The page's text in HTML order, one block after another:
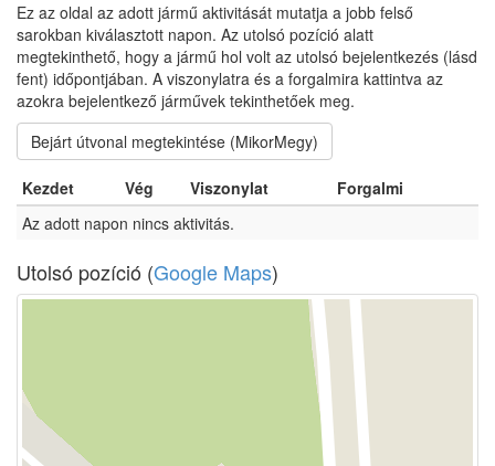
Ez az oldal az adott jármű aktivitását mutatja a jobb felső
sarokban kiválasztott napon. Az utolsó pozíció alatt
megtekinthető, hogy a jármű hol volt az utolsó bejelentkezés (lásd
fent) időpontjában. A viszonylatra és a forgalmira kattintva az
azokra bejelentkező járművek tekinthetőek meg.
Bejárt útvonal megtekintése (MikorMegy)
Kezdet Vég Viszonylat
Forgalmi
Az adott napon nincs aktivitás.
Utolsó pozíció (Google Maps)